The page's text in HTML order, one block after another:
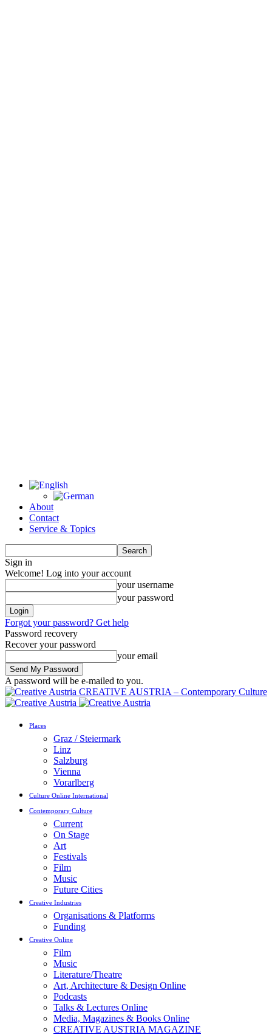
About
Contact
Service & Topics
Sign in
Welcome! Log into your account
your username
your password
Forgot your password? Get help
Password recovery
Recover your password
your email
A password will be e-mailed to you.
CREATIVE AUSTRIA – Contemporary Culture
Places
Graz / Steiermark
Linz
Salzburg
Vienna
Vorarlberg
Culture Online International
Contemporary Culture
Current
On Stage
Art
Festivals
Film
Music
Future Cities
Creative Industries
Organisations & Platforms
Funding
Creative Online
Film
Music
Literature/Theatre
Art, Architecture & Design Online
Podcasts
Talks & Lectures Online
Media, Magazines & Books Online
CREATIVE AUSTRIA MAGAZINE